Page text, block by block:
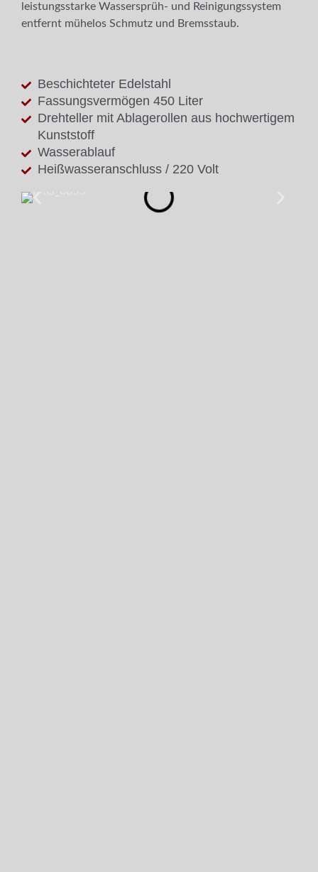
leistungsstarke Wassersprüh- und Reinigungssystem
entfernt mühelos Schmutz und Bremsstaub.
Beschichteter Edelstahl
Fassungsvermögen 450 Liter
Drehteller mit Ablagerollen aus hochwertigem
Kunststoff
Wasserablauf
Heißwasseranschluss / 220 Volt